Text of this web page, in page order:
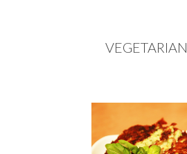
VEGETARIAN